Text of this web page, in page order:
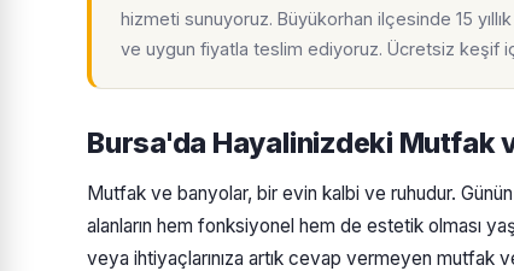
hizmeti sunuyoruz. Büyükorhan ilçesinde 15
ve uygun fiyatla teslim ediyoruz. Ücretsiz keşif
Bursa'da Hayalinizdeki Mutfak
Mutfak ve banyolar, bir evin kalbi ve ruhudur. Günün
alanların hem fonksiyonel hem de estetik olması
veya ihtiyaçlarınıza artık cevap vermeyen mutfak